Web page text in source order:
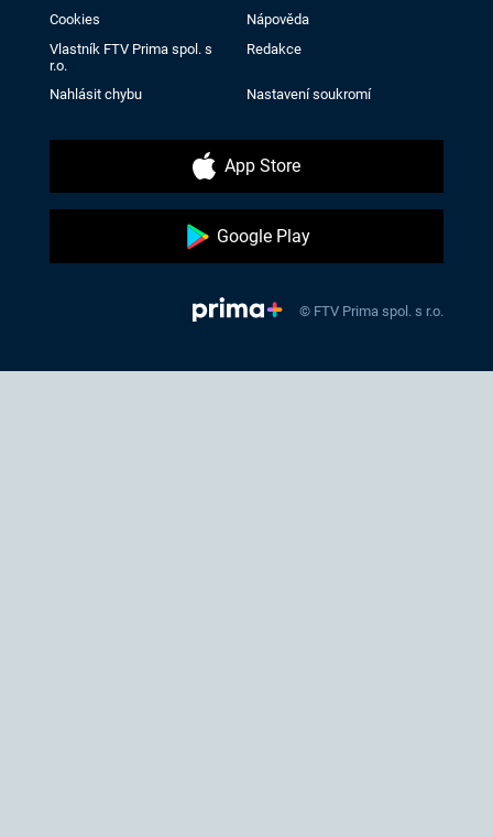
Cookies
Nápověda
Vlastník FTV Prima spol. s
r.o.
Redakce
Nahlásit chybu Nastavení soukromí
App Store
Google Play
© FTV Prima spol. s r.o.